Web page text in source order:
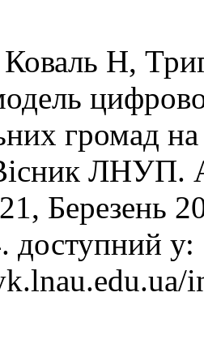
Н,
громад
ЛНУП.
Березень
доступний у: